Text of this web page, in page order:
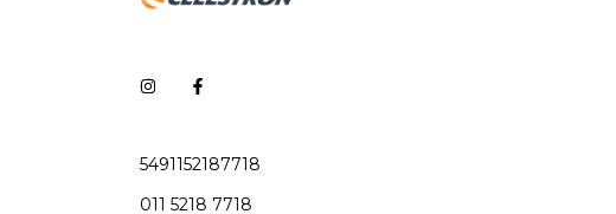
5491152187718
011 5218 7718